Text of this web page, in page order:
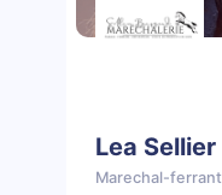
Lea Sellier
Marechal-ferrant